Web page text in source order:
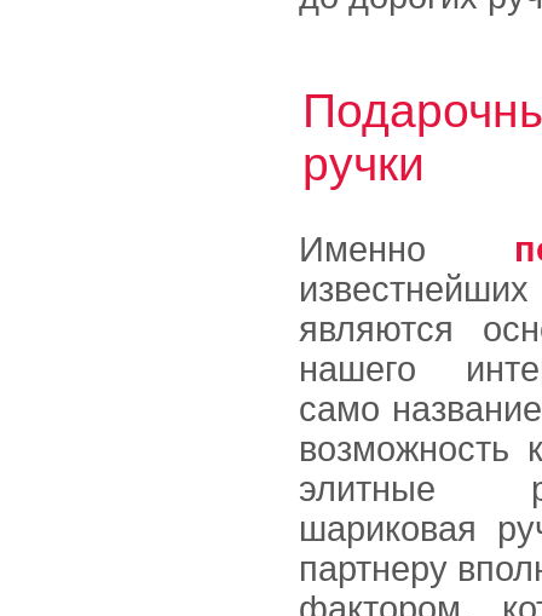
ручки
Именно
являются
нашего
само
возможность
элитные
шариковая
партнеру